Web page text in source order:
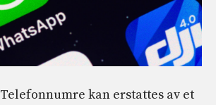
Telefonnumre kan erstattes av et